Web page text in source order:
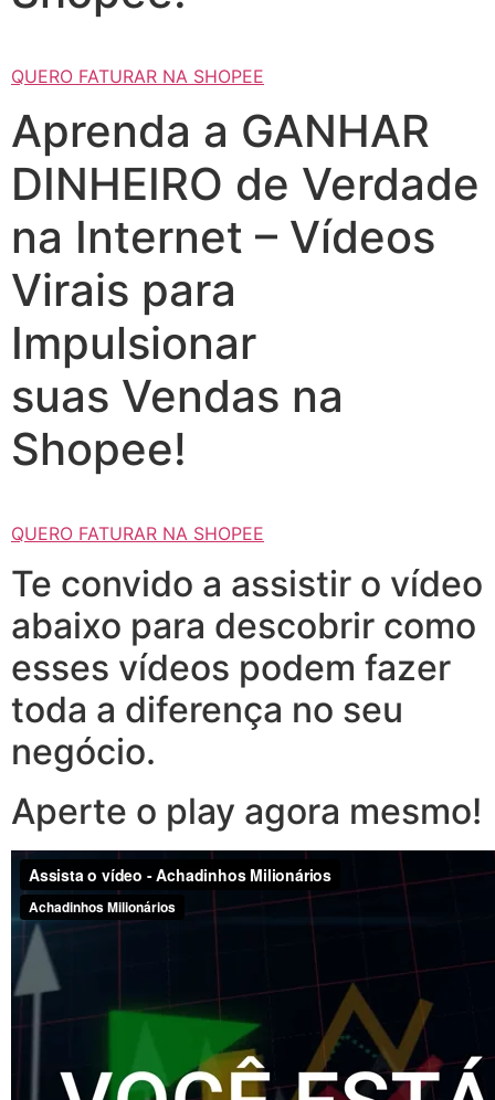
QUERO FATURAR NA SHOPEE
Aprenda a GANHAR
DINHEIRO de Verdade
na Internet – Vídeos
Virais para
Impulsionar
suas Vendas na
Shopee!
QUERO FATURAR NA SHOPEE
Te convido a assistir o vídeo
abaixo para descobrir como
esses vídeos podem fazer
toda a diferença no seu
negócio.
Aperte o play agora mesmo!